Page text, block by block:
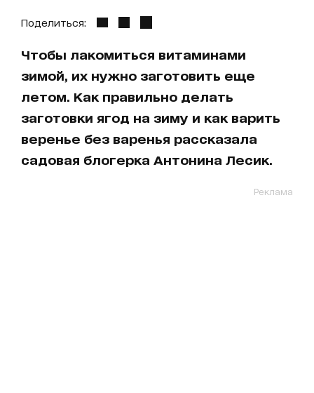
Поделиться:
Чтобы лакомиться витаминами
зимой, их нужно заготовить еще
летом. Как правильно делать
заготовки ягод на зиму и как варить
веренье без варенья рассказала
садовая блогерка Антонина Лесик.
Реклама